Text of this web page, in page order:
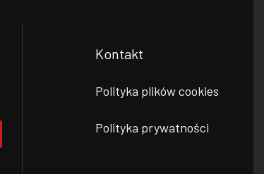
Kontakt
Polityka plików cookies
Polityka prywatności